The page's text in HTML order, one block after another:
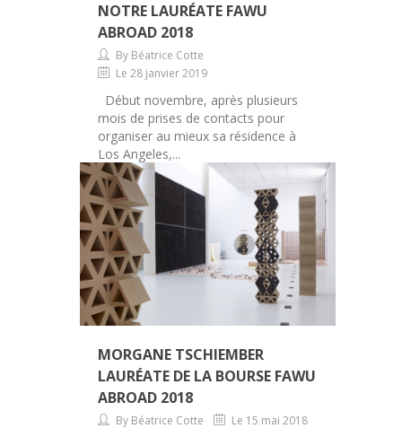
NOTRE LAURÉATE FAWU
ABROAD 2018
By Béatrice Cotte
Le 28 janvier 2019
Début novembre, après plusieurs
mois de prises de contacts pour
organiser au mieux sa résidence à
Los Angeles,...
MORGANE TSCHIEMBER
LAURÉATE DE LA BOURSE FAWU
ABROAD 2018
By Béatrice Cotte Le 15 mai 2018